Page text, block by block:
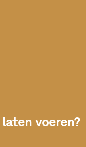
voeren?